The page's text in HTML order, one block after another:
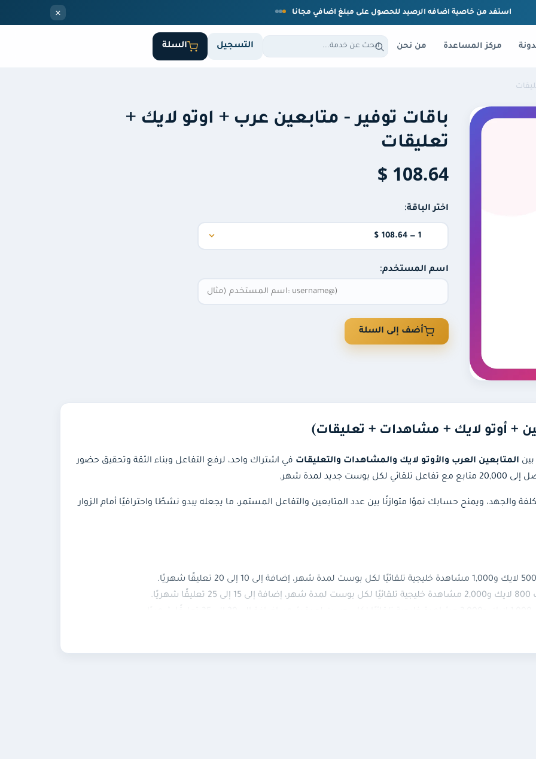
استفد من خاصية اضافه الرصيد للحصول على مبلغ اضافي مجانا ×
مركز المساعدة من نحن التسجيل السلة
باقات توفير - متابعين عرب + اوتو لايك +
تعليقات
108.64 $
اختر الباقة:
اسم المستخدم:
أضف إلى السلة
+ أوتو لايك + مشاهدات + تعليقات)
المتابعين العرب والأوتو لايك والمشاهدات والتعليقات في اشتراك واحد، لرفع التفاعل وبناء الثقة وتحقيق حضور
والجهد، ويمنح حسابك نموًا متوازنًا بين عدد المتابعين والتفاعل المستمر، ما يجعله يبدو نشطًا واحترافيًا أمام الزوار
الأوتو لايك.